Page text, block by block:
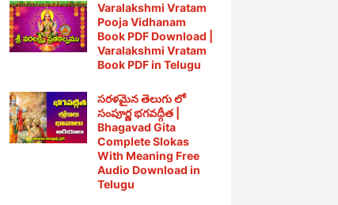
Varalakshmi Vratam
Pooja Vidhanam
Book PDF Download |
Varalakshmi Vratam
Book PDF in Telugu
సరళమైన తెలుగు లో
సంపూర్ణ భగవద్గీత |
Bhagavad Gita
Complete Slokas
With Meaning Free
Audio Download in
Telugu